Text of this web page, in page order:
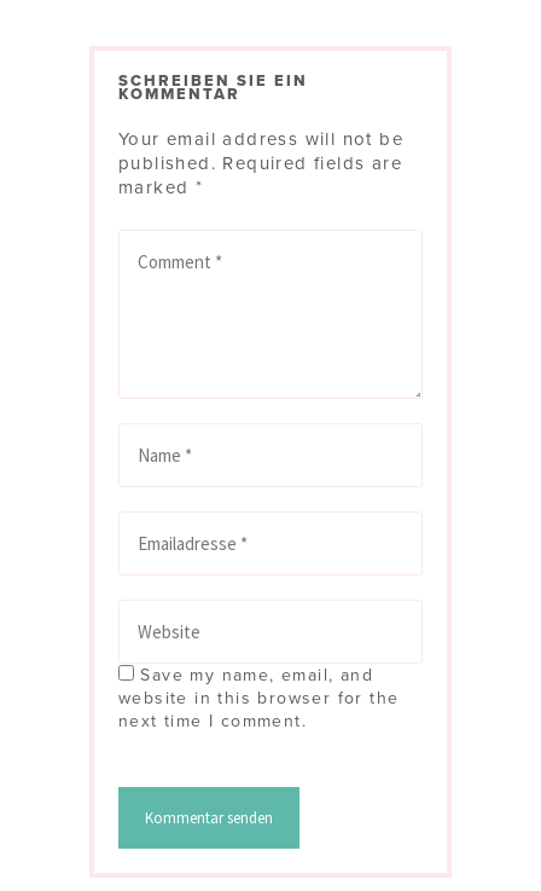
SCHREIBEN SIE EIN
KOMMENTAR
Your email address will not be
published. Required fields are
marked *
Save my name, email, and
website in this browser for the
next time I comment.